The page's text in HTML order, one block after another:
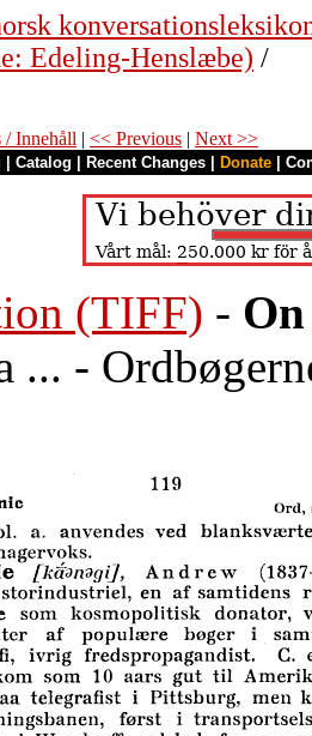
Edeling-Henslæbe) /
/ Innehåll | << Previous | Next >>
Catalog Recent Changes Donate
(TIFF) -
... -